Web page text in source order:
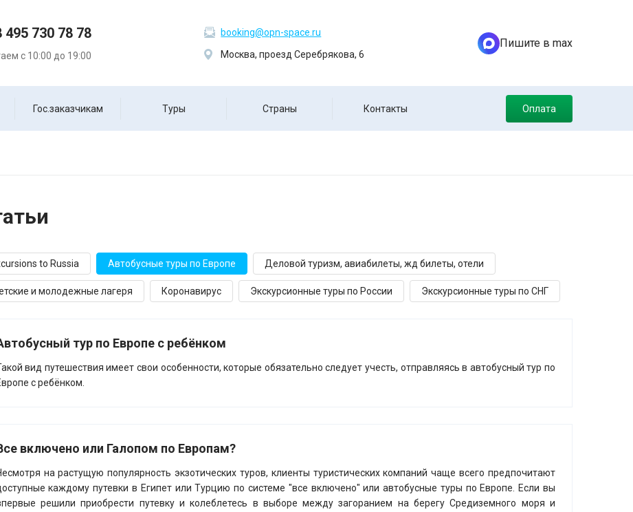
495 730 78 78
с 10:00 до 19:00
booking@opn-space.ru
Москва, проезд Серебрякова, 6
Пишите в max
Гос.заказчикам Туры Страны Контакты Оплата
to Russia Автобусные туры по Европе Деловой туризм, авиабилеты, жд билеты, отели
и молодежные лагеря Коронавирус Экскурсионные туры по России Экскурсионные туры по СНГ
тур по Европе с ребёнком
вид путешествия имеет свои особенности, которые обязательно следует учесть, отправляясь в автобусный тур по
с ребёнком.
включено или Галопом по Европам?
на растущую популярность экзотических туров, клиенты туристических компаний чаще всего предпочитают
каждому путевки в Египет или Турцию по системе "все включено" или автобусные туры по Европе. Если вы
решили приобрести путевку и колеблетесь в выборе между загоранием на берегу Средиземного моря и